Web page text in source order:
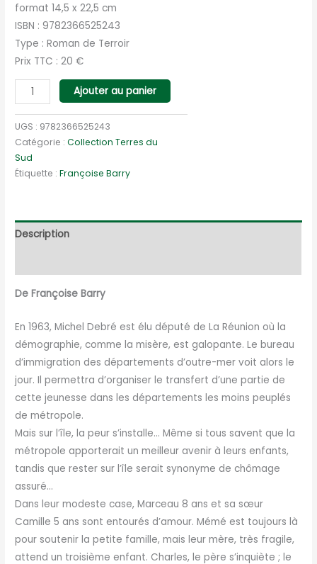
format 14,5 x 22,5 cm
ISBN : 9782366525243
Type : Roman de Terroir
Prix TTC : 20 €
quantité
de
Exilés
en
Margeride
Ajouter au panier
UGS : 9782366525243
Catégorie :Collection Terres du
Sud
Étiquette :Françoise Barry
Description
De Françoise Barry
En 1963, Michel Debré est élu député de La Réunion où la
démographie, comme la misère, est galopante. Le bureau
d’immigration des départements d’outre-mer voit alors le
jour. Il permettra d’organiser le transfert d’une partie de
cette jeunesse dans les départements les moins peuplés
de métropole.
Mais sur l’île, la peur s’installe… Même si tous savent que la
métropole apporterait un meilleur avenir à leurs enfants,
tandis que rester sur l’île serait synonyme de chômage
assuré…
Dans leur modeste case, Marceau 8 ans et sa sœur
Camille 5 ans sont entourés d’amour. Mémé est toujours là
pour soutenir la petite famille, mais leur mère, très fragile,
attend un troisième enfant. Charles, le père s’inquiète ; le